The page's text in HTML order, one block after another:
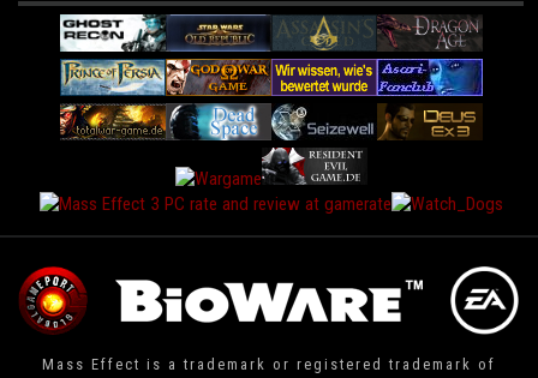
Mass Effect is a trademark or registered trademark of